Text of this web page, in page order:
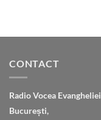
CONTACT
Radio Vocea Evangheliei
București,